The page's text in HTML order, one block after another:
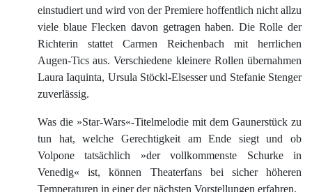
einstudiert und wird von der Premiere hoffentlich nicht allzu
viele blaue Flecken davon getragen haben. Die Rolle der
Richterin stattet Carmen Reichenbach mit herrlichen
Augen-Tics aus. Verschiedene kleinere Rollen übernahmen
Laura Iaquinta, Ursula Stöckl-Elsesser und Stefanie Stenger
zuverlässig.
Was die »Star-Wars«-Titelmelodie mit dem Gaunerstück zu
tun hat, welche Gerechtigkeit am Ende siegt und ob
Volpone tatsächlich »der vollkommenste Schurke in
Venedig« ist, können Theaterfans bei sicher höheren
Temperaturen in einer der nächsten Vorstellungen erfahren.